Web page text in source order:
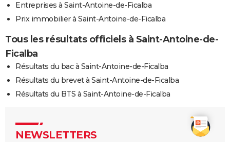
Entreprises à Saint-Antoine-de-Ficalba
Prix immobilier à Saint-Antoine-de-Ficalba
Tous les résultats officiels à Saint-Antoine-de-
Ficalba
Résultats du bac à Saint-Antoine-de-Ficalba
Résultats du brevet à Saint-Antoine-de-Ficalba
Résultats du BTS à Saint-Antoine-de-Ficalba
NEWSLETTERS